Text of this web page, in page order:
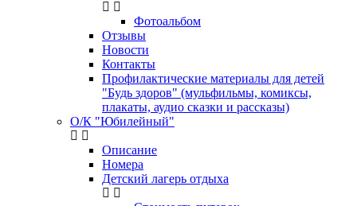
Фотоальбом
Отзывы
Новости
Контакты
Профилактические материалы для детей
"Будь здоров" (мульфильмы, комиксы,
плакаты, аудио сказки и рассказы)
О/К "Юбилейный"
Описание
Номера
Детский лагерь отдыха